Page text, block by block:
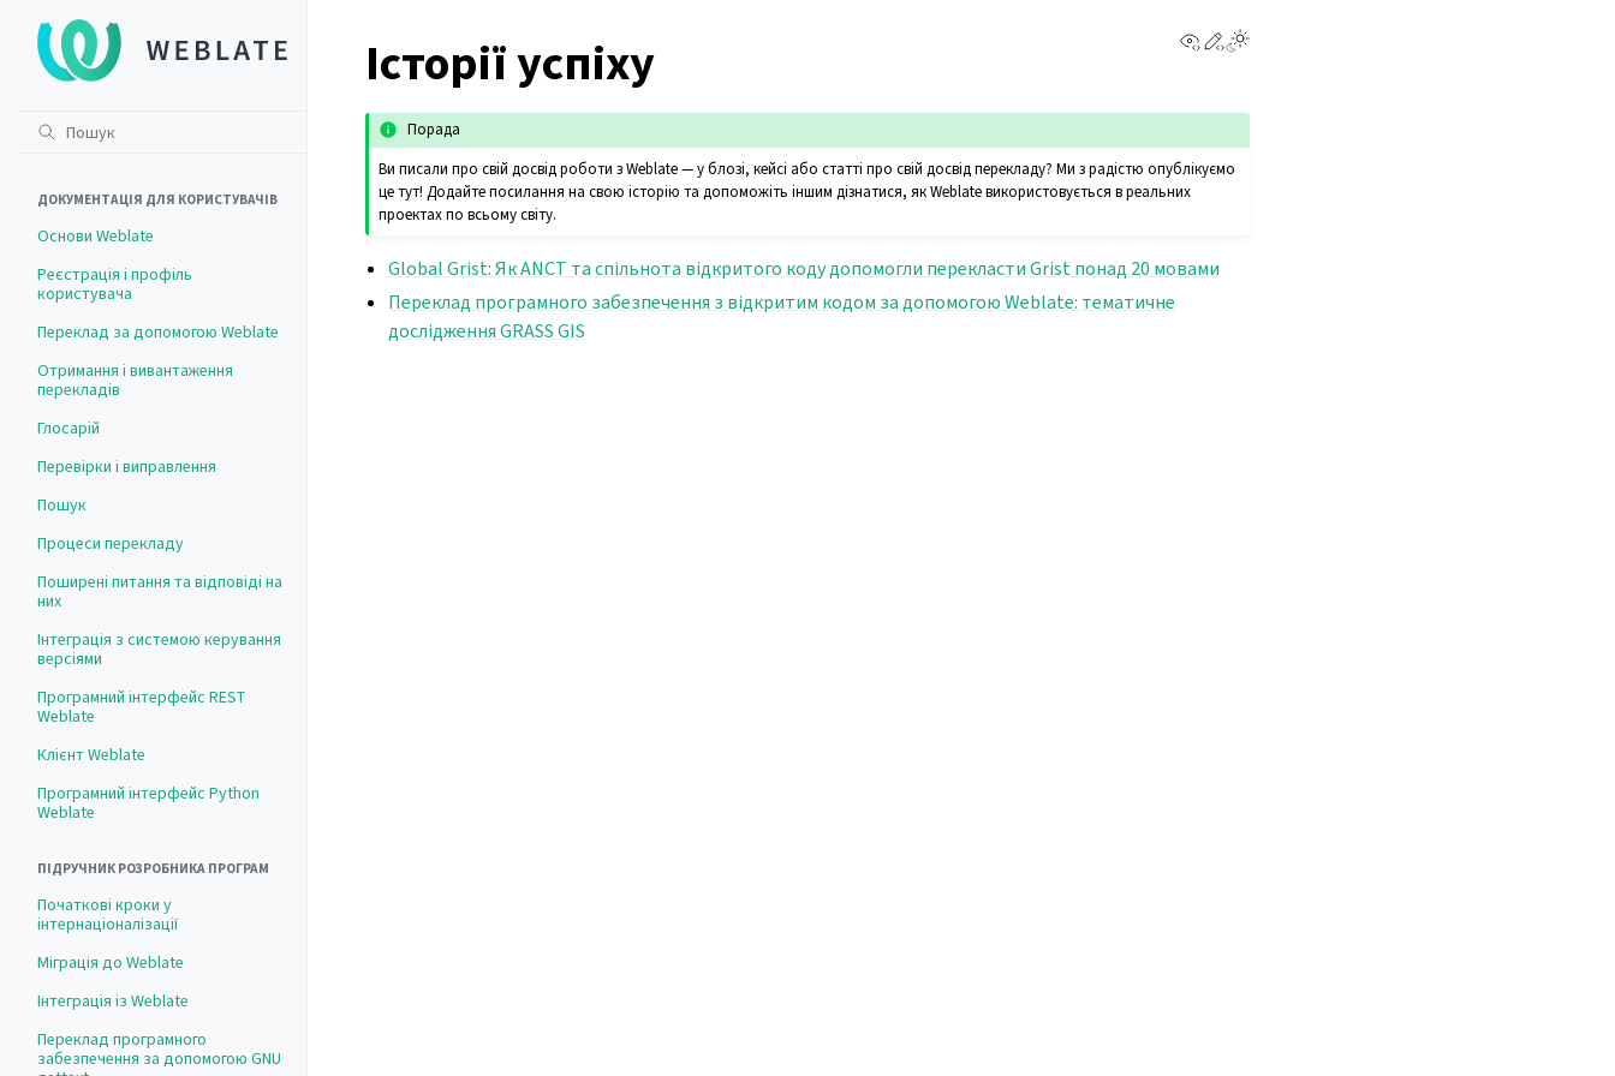
ДОКУМЕНТАЦІЯ ДЛЯ КОРИСТУВАЧІВ
Основи Weblate
Реєстрація і профіль
користувача
Переклад за допомогою Weblate
Отримання і вивантаження
перекладів
Глосарій
Перевірки і виправлення
Пошук
Процеси перекладу
Поширені питання та відповіді на
них
Інтеграція з системою керування
версіями
Програмний інтерфейс REST
Weblate
Клієнт Weblate
Програмний інтерфейс Python
Weblate
ПІДРУЧНИК РОЗРОБНИКА ПРОГРАМ
Початкові кроки у
інтернаціоналізації
Міграція до Weblate
Інтеграція із Weblate
Переклад програмного
забезпечення за допомогою GNU
View this page
Edit this page
Історії успіху
Порада
Ви писали про свій досвід роботи з Weblate — у блозі, кейсі або статті про свій досвід перекладу? Ми з радістю опублікуємо
це тут! Додайте посилання на свою історію та допоможіть іншим дізнатися, як Weblate використовується в реальних
проектах по всьому світу.
Global Grist: Як ANCT та спільнота відкритого коду допомогли перекласти Grist понад 20 мовами
Переклад програмного забезпечення з відкритим кодом за допомогою Weblate: тематичне
дослідження GRASS GIS